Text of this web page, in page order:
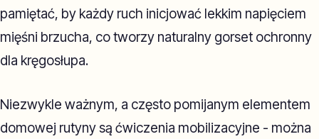
pamiętać, by każdy ruch inicjować lekkim napięciem
mięśni brzucha, co tworzy naturalny gorset ochronny
dla kręgosłupa.
Niezwykle ważnym, a często pomijanym elementem
domowej rutyny są ćwiczenia mobilizacyjne - można